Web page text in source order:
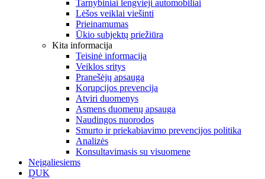
Tarnybiniai lengvieji automobiliai
Lėšos veiklai viešinti
Prieinamumas
Ūkio subjektų priežiūra
Kita informacija
Teisinė informacija
Veiklos sritys
Pranešėjų apsauga
Korupcijos prevencija
Atviri duomenys
Asmens duomenų apsauga
Naudingos nuorodos
Smurto ir priekabiavimo prevencijos politika
Analizės
Konsultavimasis su visuomene
Neįgaliesiems
DUK